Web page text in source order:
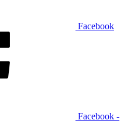
Facebook
Facebook -